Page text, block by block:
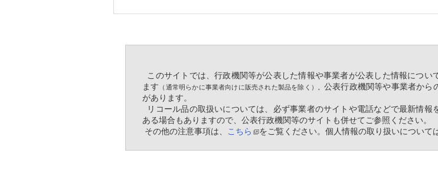
このサイトでは、行政機関等が公表した情報や事業者が公表した情報につ
ます
（通常明らかに事業者向けに販売された製品を除く）。公表行政機関等や事業者から
があります。
リコール品の取扱いについては、必ず事業者のサイトや電話などで最新情
ある場合もありますので、公表行政機関等のサイトも併せてご参照ください。
その他の注意事項は、
こちら をご覧ください。個人情報の取り扱いについては